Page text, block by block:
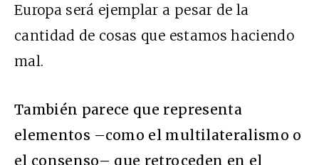
Europa será ejemplar a pesar de la
cantidad de cosas que estamos haciendo
mal.
También parece que representa
elementos –como el multilateralismo o
el consenso– que retroceden en el